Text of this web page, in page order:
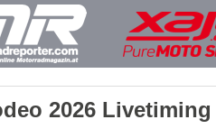
2026 Livetiming